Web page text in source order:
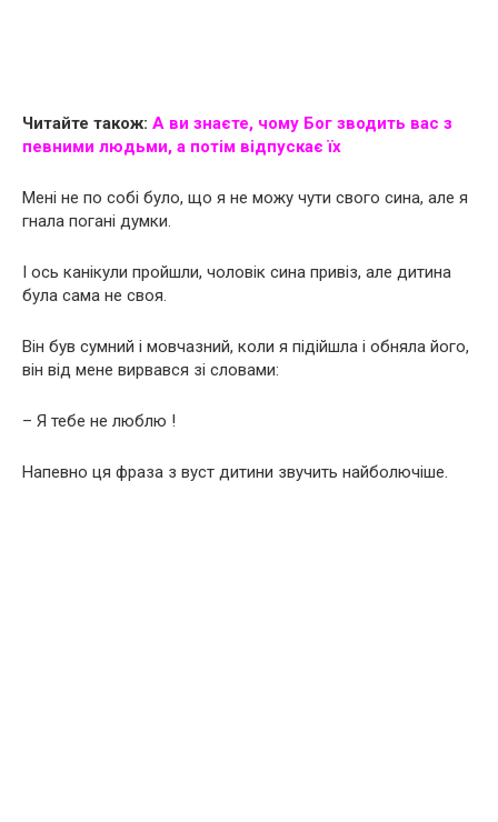
Читайте також: А ви знаєте, чому Бог зводить вас з
певними людьми, а потім відпускає їх
Мені не по собі було, що я не можу чути свого сина, але я
гнала погані думки.
І ось канікули пройшли, чоловік сина привіз, але дитина
була сама не своя.
Він був сумний і мовчазний, коли я підійшла і обняла його,
він від мене вирвався зі словами:
– Я тебе не люблю !
Напевно ця фраза з вуст дитини звучить найболючіше.